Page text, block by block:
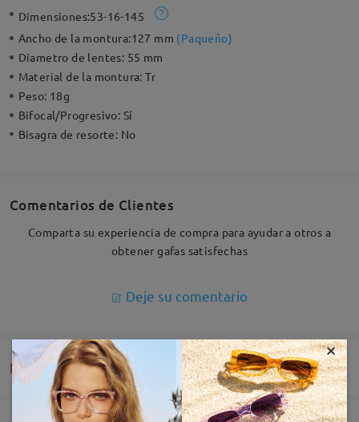
Dimensiones:53-16-145
Ancho de la montura:127 mm (Paqueño)
Diametro de lentes: 55 mm
Material de la montura:Tr
Peso: 18g
Bifocal/Progresivo: Sí
Bisagra de resorte: No
Comentarios de Clientes
Comparta su experiencia de compra para ayudar a otros a
obtener gafas satisfechas
Deje su comentario
Entrega
×